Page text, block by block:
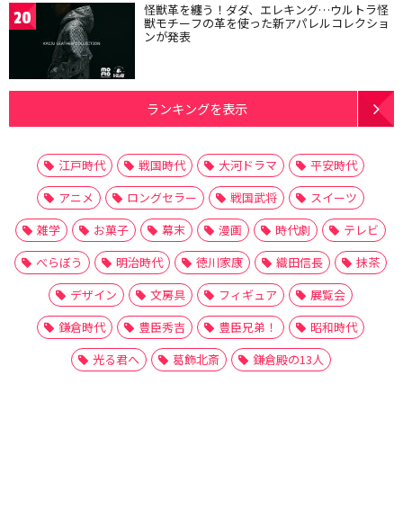
20 怪獣革を纏う！ダダ、エレキング…ウルトラ怪
獣モチーフの革を使った新アパレルコレクショ
ンが発表
ランキングを表示
江戸時代 戦国時代 大河ドラマ
平安時代
アニメ
ロングセラー 戦国武将
スイーツ
雑学
お菓子 幕末 漫画 時代劇
テレビ
べらぼう
明治時代 徳川家康 織田信長
抹茶
デザイン
文房具 フィギュア
展覧会
鎌倉時代
豊臣秀吉 豊臣兄弟！
昭和時代
光る君へ
葛飾北斎 鎌倉殿の13人